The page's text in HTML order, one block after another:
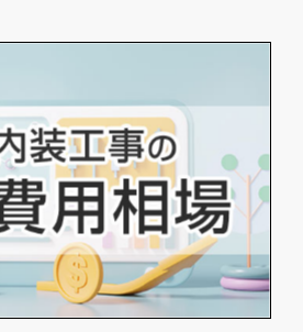
オーナー様に役立つコンテンツ